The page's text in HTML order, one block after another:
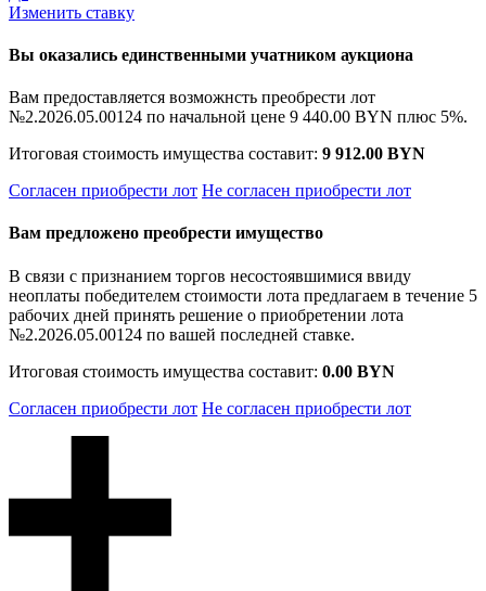
Изменить ставку
Вы оказались единственными учатником аукциона
Вам предоставляется возможнсть преобрести лот
№2.2026.05.00124 по начальной цене 9 440.00 BYN плюс 5%.
Итоговая стоимость имущества составит: 9 912.00 BYN
Согласен приобрести лот Не согласен приобрести лот
Вам предложено преобрести имущество
В связи с признанием торгов несостоявшимися ввиду
неоплаты победителем стоимости лота предлагаем в течение 5
рабочих дней принять решение о приобретении лота
№2.2026.05.00124 по вашей последней ставке.
Итоговая стоимость имущества составит: 0.00 BYN
Согласен приобрести лот Не согласен приобрести лот